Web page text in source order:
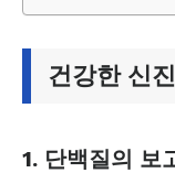
건강한 신
1. 단백질의 보